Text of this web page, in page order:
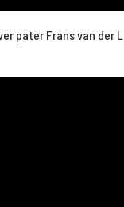
pater Frans van der